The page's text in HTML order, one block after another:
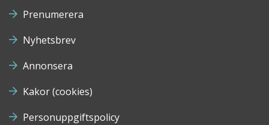
Prenumerera
Nyhetsbrev
Annonsera
Kakor (cookies)
Personuppgiftspolicy